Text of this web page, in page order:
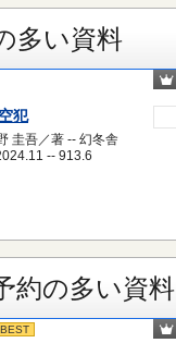
多い資料
犯
圭吾／著 -- 幻冬舎
-- 913.6
約の多い資料
BEST